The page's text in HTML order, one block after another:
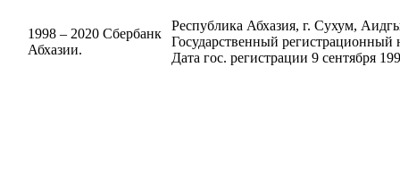
1998 – 2020 Сбербанк
Абхазии.
Республика Абхазия, г. Сухум,
Государственный регистрационный
Дата гос. регистрации 9 сентября